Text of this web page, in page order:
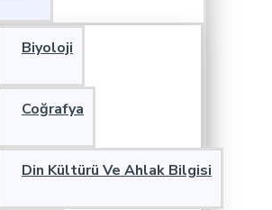
Biyoloji
Coğrafya
Din Kültürü Ve Ahlak Bilgisi